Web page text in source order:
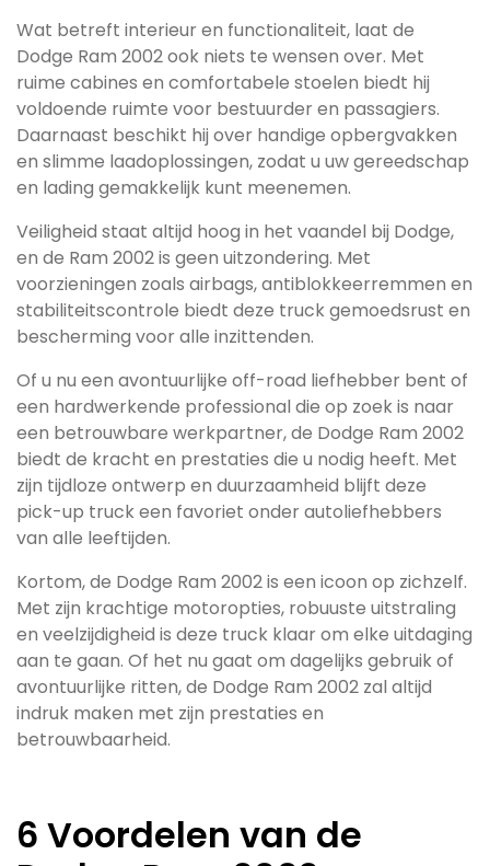
Wat betreft interieur en functionaliteit, laat de
Dodge Ram 2002 ook niets te wensen over. Met
ruime cabines en comfortabele stoelen biedt hij
voldoende ruimte voor bestuurder en passagiers.
Daarnaast beschikt hij over handige opbergvakken
en slimme laadoplossingen, zodat u uw gereedschap
en lading gemakkelijk kunt meenemen.
Veiligheid staat altijd hoog in het vaandel bij Dodge,
en de Ram 2002 is geen uitzondering. Met
voorzieningen zoals airbags, antiblokkeerremmen en
stabiliteitscontrole biedt deze truck gemoedsrust en
bescherming voor alle inzittenden.
Of u nu een avontuurlijke off-road liefhebber bent of
een hardwerkende professional die op zoek is naar
een betrouwbare werkpartner, de Dodge Ram 2002
biedt de kracht en prestaties die u nodig heeft. Met
zijn tijdloze ontwerp en duurzaamheid blijft deze
pick-up truck een favoriet onder autoliefhebbers
van alle leeftijden.
Kortom, de Dodge Ram 2002 is een icoon op zichzelf.
Met zijn krachtige motoropties, robuuste uitstraling
en veelzijdigheid is deze truck klaar om elke uitdaging
aan te gaan. Of het nu gaat om dagelijks gebruik of
avontuurlijke ritten, de Dodge Ram 2002 zal altijd
indruk maken met zijn prestaties en
betrouwbaarheid.
6 Voordelen van de